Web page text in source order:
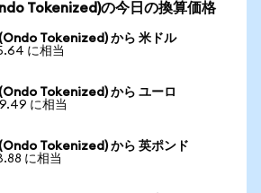
Tokenized)の今日の換算価格
Tokenized) から 米ドル
に相当
Tokenized) から ユーロ
に相当
Tokenized) から 英ポンド
に相当